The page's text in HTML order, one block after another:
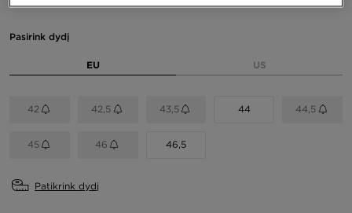
Pasirink dydį
EU US
42 42,5 43,5 44 44,5
45 46 46,5
Patikrink dydį